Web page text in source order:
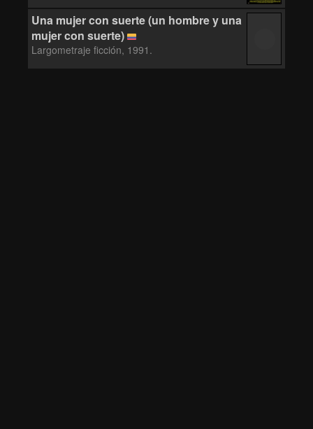
Una mujer con suerte (un hombre y una
mujer con suerte)
Largometraje ficción, 1991.